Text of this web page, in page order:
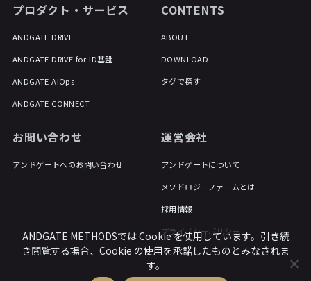
プロダクト・サービス
ANDGATE DRIVE
ANDGATE DRIVE for ID基盤
ANDGATE AIOps
ANDGATE CONNECT
CONTENTS
ABOUT
DOWNLOAD
タグで探す
お問い合わせ
アンドゲートへのお問い合わせ
運営会社
アンドゲートについて
メソドロジーファームとは
採用情報
プライバシーポリシー
ANDGATE METHODSでは Cookie を使用しています。引き続
き閲覧する場合、Cookie の使用を承諾したものとみなされま
す。